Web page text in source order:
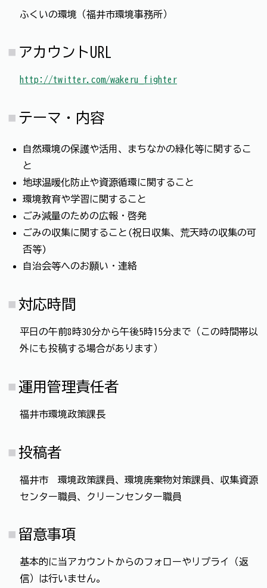
ふくいの環境（福井市環境事務所）
アカウントURL
http://twitter.com/wakeru_fighter
テーマ・内容
自然環境の保護や活用、まちなかの緑化等に関するこ
と
地球温暖化防止や資源循環に関すること
環境教育や学習に関すること
ごみ減量のための広報・啓発
ごみの収集に関すること(祝日収集、荒天時の収集の可
否等)
自治会等へのお願い・連絡
対応時間
平日の午前8時30分から午後5時15分まで（この時間帯以
外にも投稿する場合があります）
運用管理責任者
福井市環境政策課長
投稿者
福井市 環境政策課員、環境廃棄物対策課員、収集資源
センター職員、クリーンセンター職員
留意事項
基本的に当アカウントからのフォローやリプライ（返
信）は行いません。